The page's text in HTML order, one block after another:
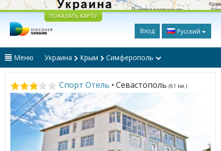
ПОКАЗАТЬ КАРТУ
Вход Русский
Меню Украина Крым Симферополь
Спорт Отель • Севастополь (61 км.)